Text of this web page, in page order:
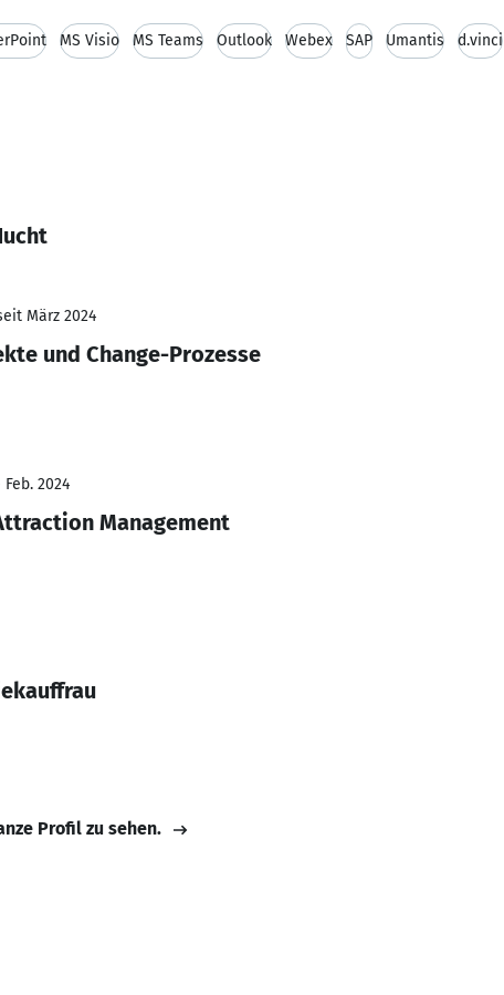
MS Visio MS Teams Outlook Webex SAP Umantis d.vinci
März 2024
und Change-Prozesse
2024
Management
Profil zu sehen.